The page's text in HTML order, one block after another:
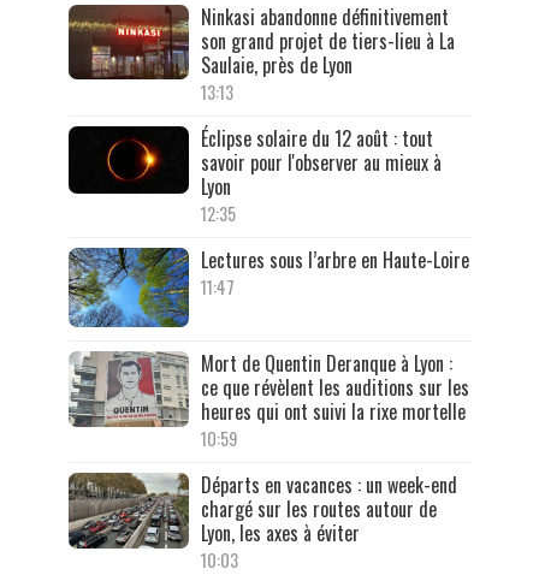
Ninkasi abandonne définitivement
son grand projet de tiers-lieu à La
Saulaie, près de Lyon
13:13
Éclipse solaire du 12 août : tout
savoir pour l'observer au mieux à
Lyon
12:35
Lectures sous l’arbre en Haute-Loire
11:47
Mort de Quentin Deranque à Lyon :
ce que révèlent les auditions sur les
heures qui ont suivi la rixe mortelle
10:59
Départs en vacances : un week-end
chargé sur les routes autour de
Lyon, les axes à éviter
10:03